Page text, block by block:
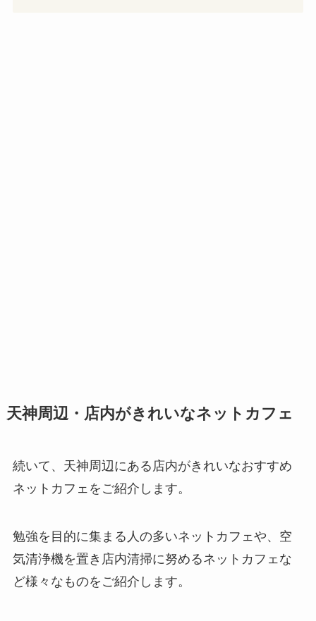
天神周辺・店内がきれいなネットカフェ
続いて、天神周辺にある店内がきれいなおすすめ
ネットカフェをご紹介します。
勉強を目的に集まる人の多いネットカフェや、空
気清浄機を置き店内清掃に努めるネットカフェな
ど様々なものをご紹介します。